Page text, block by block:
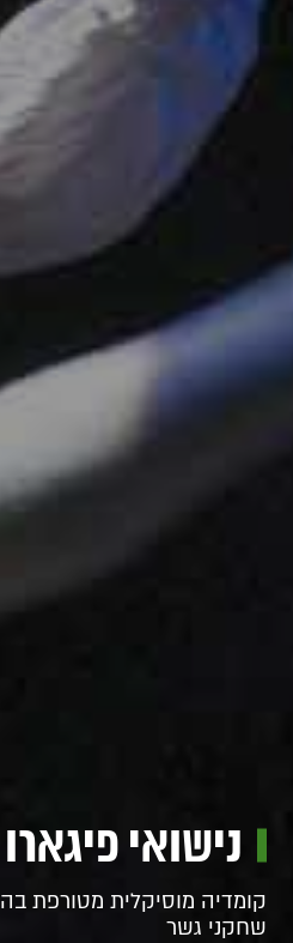
נישואי פיגארו
קומדיה מוסיקלית מטורפת
שחקני גשר